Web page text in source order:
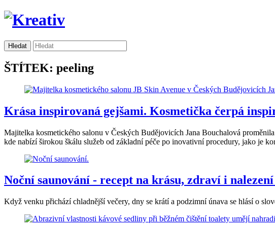
ŠTÍTEK: peeling
Krása inspirovaná gejšami. Kosmetička čerpá
Majitelka kosmetického salonu v Českých Budějovicích Jana Bouchalová
kde nabízí širokou škálu služeb od základní péče po inovativní procedury, jako je
Noční saunování - recept na krásu, zdraví i
Když venku přichází chladnější večery, dny se krátí a podzimní únava se hlásí o